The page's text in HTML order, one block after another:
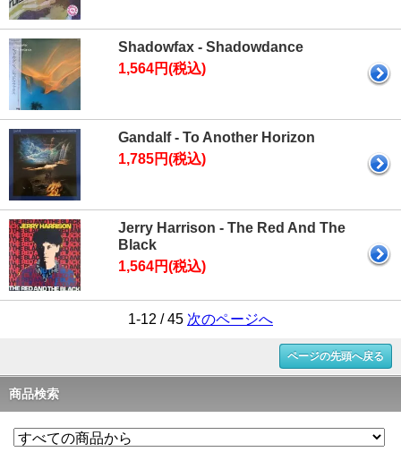
Shadowfax - Shadowdance
1,564円(税込)
Gandalf - To Another Horizon
1,785円(税込)
Jerry Harrison - The Red And The
Black
1,564円(税込)
1-12 / 45 次のページへ
ページの先頭へ戻る
商品検索